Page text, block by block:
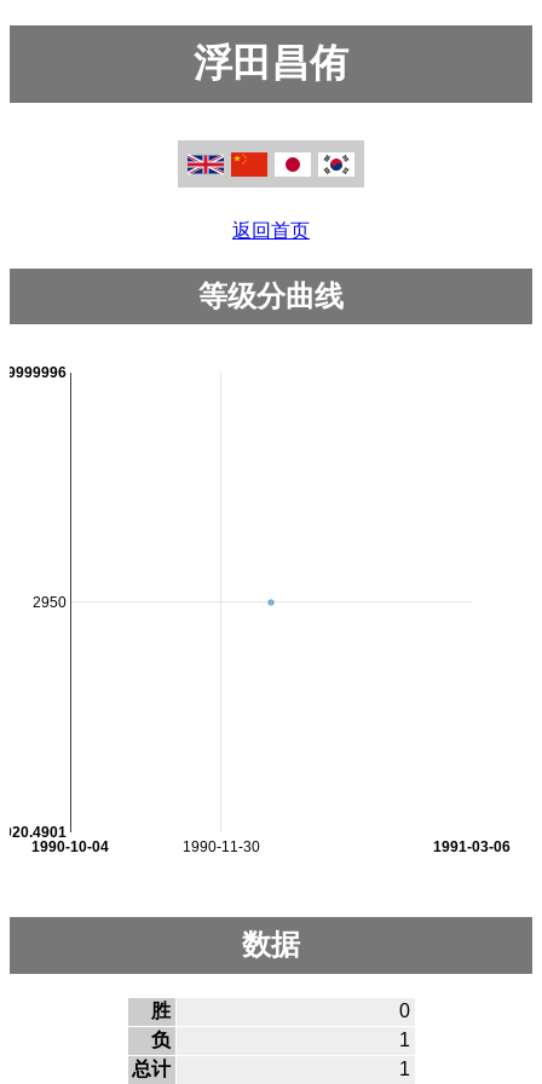
浮田昌侑
返回首页
等级分曲线
1990-11-30
1990-10-04 1991-03-06
2950
数据
胜
0
负
1
总计
1